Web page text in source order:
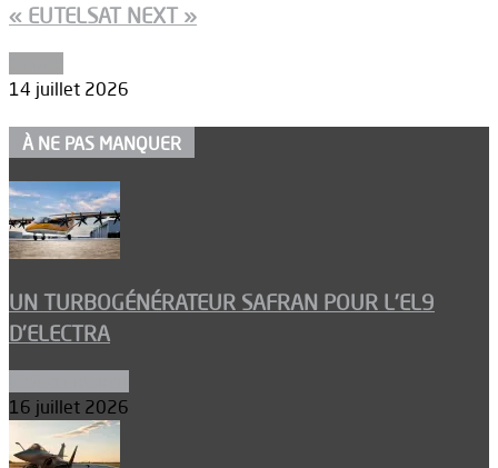
« EUTELSAT NEXT »
14 juillet 2026
À NE PAS MANQUER
UN TURBOGÉNÉRATEUR SAFRAN POUR L’EL9
D’ELECTRA
16 juillet 2026